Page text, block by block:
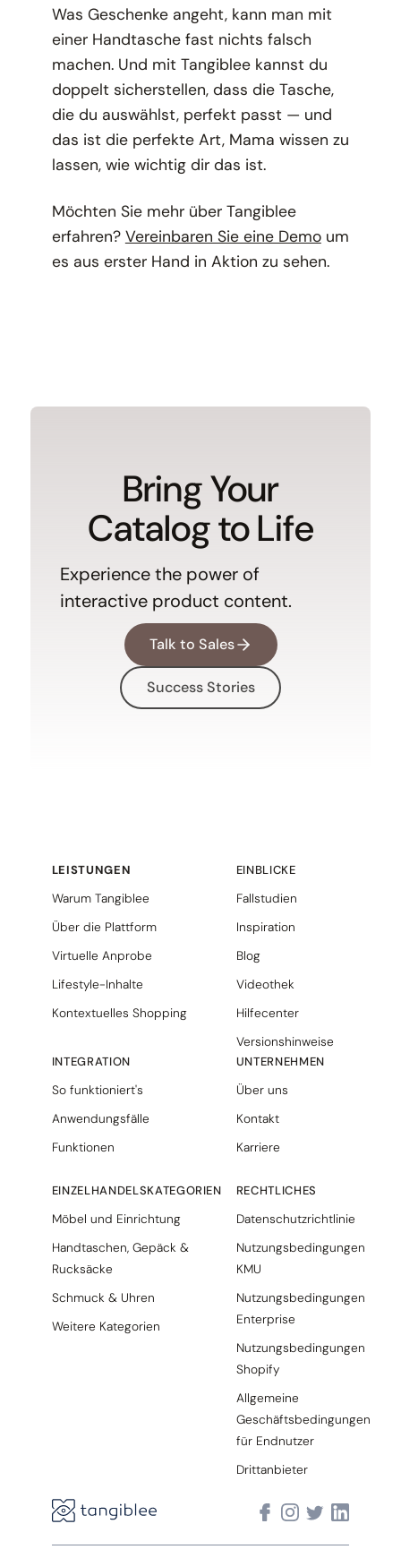
Was Geschenke angeht, kann man mit
einer Handtasche fast nichts falsch
machen. Und mit Tangiblee kannst du
doppelt sicherstellen, dass die Tasche,
die du auswählst, perfekt passt — und
das ist die perfekte Art, Mama wissen zu
lassen, wie wichtig dir das ist.
Möchten Sie mehr über Tangiblee
erfahren? Vereinbaren Sie eine Demoum
es aus erster Hand in Aktion zu sehen.
Bring Your
Catalog to Life
Experience the power of
interactive product content.
Talk to Sales
Success Stories
LEISTUNGEN
Warum Tangiblee
Über die Plattform
Virtuelle Anprobe
Lifestyle-Inhalte
Kontextuelles Shopping
INTEGRATION
So funktioniert's
Anwendungsfälle
Funktionen
EINZELHANDELSKATEGORIEN
Möbel und Einrichtung
Handtaschen, Gepäck &
Rucksäcke
Schmuck & Uhren
Weitere Kategorien
EINBLICKE
Fallstudien
Inspiration
Blog
Videothek
Hilfecenter
Versionshinweise
UNTERNEHMEN
Über uns
Kontakt
Karriere
RECHTLICHES
Datenschutzrichtlinie
Nutzungsbedingungen
KMU
Nutzungsbedingungen
Enterprise
Nutzungsbedingungen
Shopify
Allgemeine
Geschäftsbedingungen
für Endnutzer
Drittanbieter